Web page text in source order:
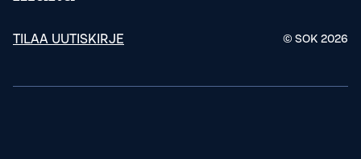
TILAA UUTISKIRJE © SOK 2026